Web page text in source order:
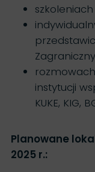
instytucji
KUKE, KIG,
Planowane
2025 r.: